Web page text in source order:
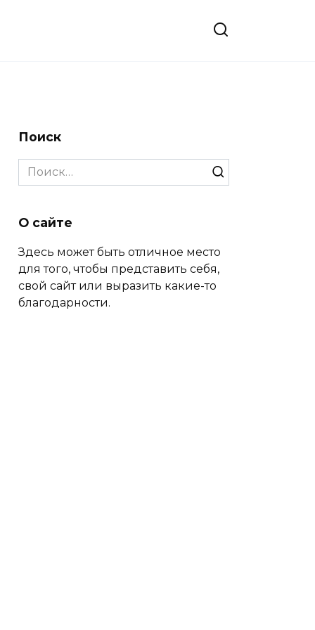
Поиск
Search
for:
О сайте
Здесь может быть отличное место
для того, чтобы представить себя,
свой сайт или выразить какие-то
благодарности.